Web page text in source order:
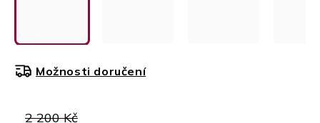
2 200 Kč
Možnosti doručení